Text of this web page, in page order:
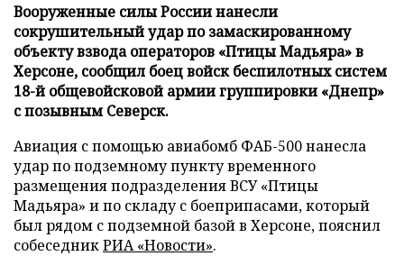
Вооруженные силы России нанесли
сокрушительный удар по замаскированному
объекту взвода операторов «Птицы Мадьяра» в
Херсоне, сообщил боец войск беспилотных систем
18-й общевойсковой армии группировки «Днепр»
с позывным Северск.
Авиация с помощью авиабомб ФАБ-500 нанесла
удар по подземному пункту временного
размещения подразделения ВСУ «Птицы
Мадьяра» и по складу с боеприпасами, который
был рядом с подземной базой в Херсоне, пояснил
собеседникРИА «Новости».